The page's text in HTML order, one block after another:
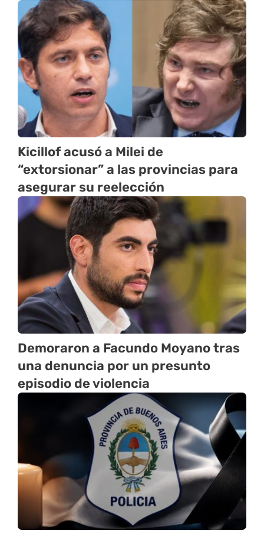
Kicillof acusó a Milei de
“extorsionar” a las provincias para
asegurar su reelección
Demoraron a Facundo Moyano tras
una denuncia por un presunto
episodio de violencia